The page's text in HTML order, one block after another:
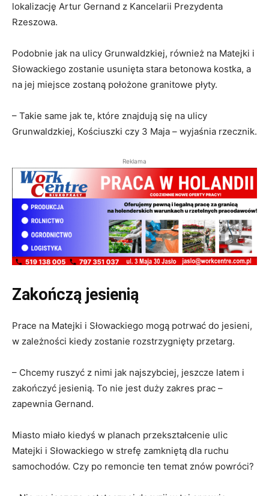
lokalizację Artur Gernand z Kancelarii Prezydenta
Rzeszowa.
Podobnie jak na ulicy Grunwaldzkiej, również na Matejki i
Słowackiego zostanie usunięta stara betonowa kostka, a
na jej miejsce zostaną położone granitowe płyty.
– Takie same jak te, które znajdują się na ulicy
Grunwaldzkiej, Kościuszki czy 3 Maja – wyjaśnia rzecznik.
Reklama
Zakończą jesienią
Prace na Matejki i Słowackiego mogą potrwać do jesieni,
w zależności kiedy zostanie rozstrzygnięty przetarg.
– Chcemy ruszyć z nimi jak najszybciej, jeszcze latem i
zakończyć jesienią. To nie jest duży zakres prac –
zapewnia Gernand.
Miasto miało kiedyś w planach przekształcenie ulic
Matejki i Słowackiego w strefę zamkniętą dla ruchu
samochodów. Czy po remoncie ten temat znów powróci?